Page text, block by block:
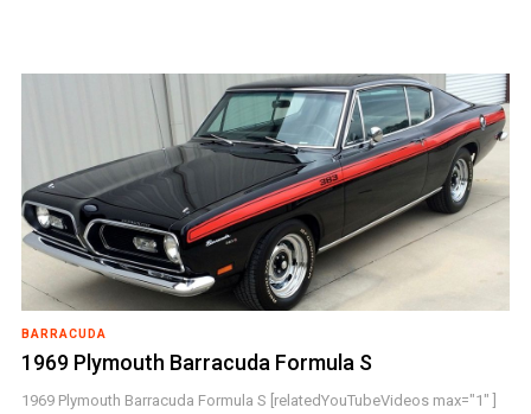
BARRACUDA
1969 Plymouth Barracuda Formula S
1969 Plymouth Barracuda Formula S [relatedYouTubeVideos max="1" ]